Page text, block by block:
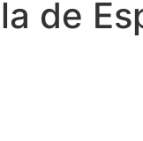
de